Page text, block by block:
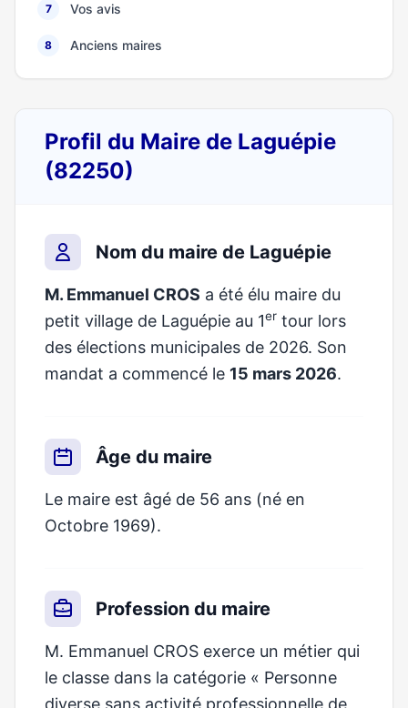
7 Vos avis
8 Anciens maires
Profil du Maire de Laguépie
(82250)
Nom du maire de Laguépie
M. Emmanuel CROS a été élu maire du
petit village de Laguépie au 1er tour lors
des élections municipales de 2026. Son
mandat a commencé le 15 mars 2026.
Âge du maire
Le maire est âgé de 56 ans (né en
Octobre 1969).
Profession du maire
M. Emmanuel CROS exerce un métier qui
le classe dans la catégorie « Personne
diverse sans activité professionnelle de